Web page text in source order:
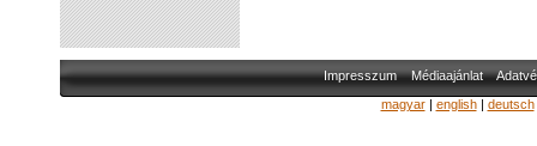
Impresszum Médiaajánlat
magyar| english| deutsch